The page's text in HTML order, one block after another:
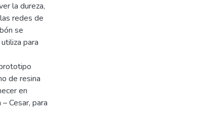
la dureza,
redes de
se
para
de resina
en
Cesar, para